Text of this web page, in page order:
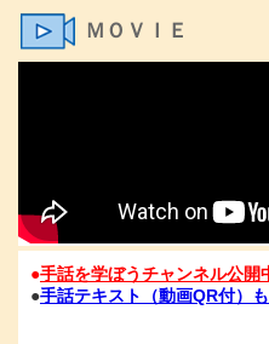
2025（令和7）年度 全国統一要
2026.03.07
R８年度の手話通訳者養成講座
2026.03.03
2025（令和7）年度手話通訳者
2026.01.06
1/6（火）11：00時点 電話が復
の時点から、受信が可能となっ
ＭＯＶＩＥ
●手話を学ぼうチャンネル公開
●手話テキスト（動画QR付）